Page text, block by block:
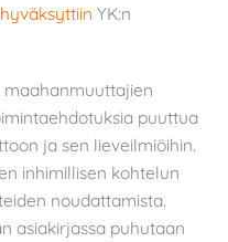
hyväksyttiin YK:n
maahanmuuttajien
puuttua
ja sen lieveilmiöihin.
inhimillisen kohtelun
noudattamista.
asiakirjassa puhutaan